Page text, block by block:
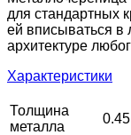
для стандартных
ей вписываться в
архитектуре
Характеристики
Толщина
металла